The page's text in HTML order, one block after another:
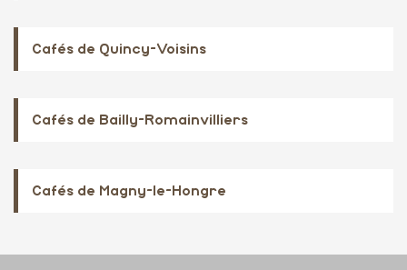
Cafés de Quincy-Voisins
Cafés de Bailly-Romainvilliers
Cafés de Magny-le-Hongre